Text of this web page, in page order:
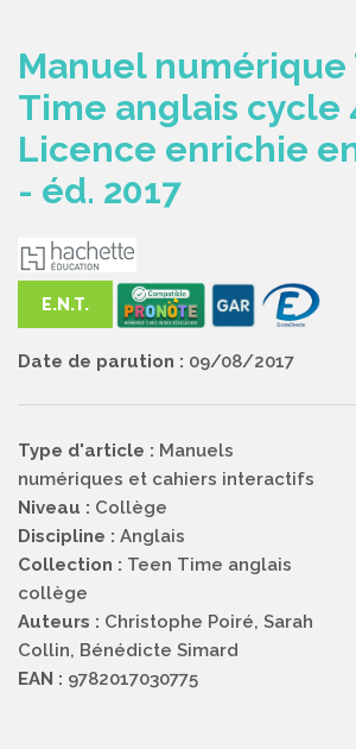
Manuel numérique
Time anglais cycle
Licence enrichie
- éd. 2017
E.N.T.
Date de parution : 09/08/2017
Type d'article : Manuels
numériques et cahiers interactifs
Niveau : Collège
Discipline : Anglais
Collection : Teen Time anglais
collège
Auteurs : Christophe Poiré, Sarah
Collin, Bénédicte Simard
EAN : 9782017030775